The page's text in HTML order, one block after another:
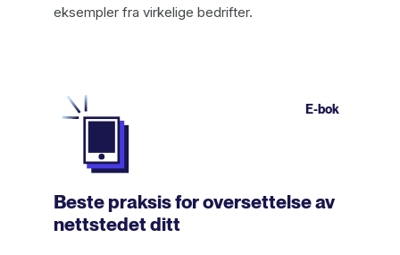
eksempler fra virkelige bedrifter.
E-bok
Beste praksis for oversettelse av
nettstedet ditt